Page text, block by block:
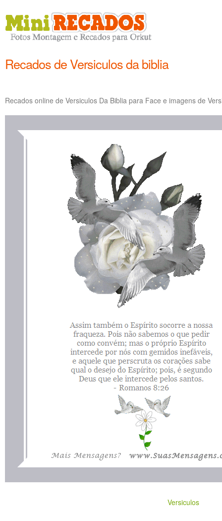
Recados de Versiculos da biblia
Recados online de Versiculos Da Biblia para Face e imagens de
Versiculos